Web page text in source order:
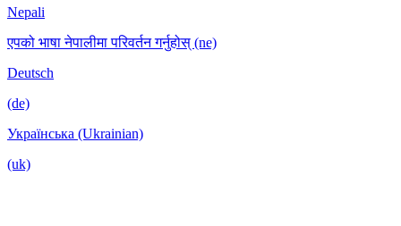
Nepali
एपको भाषा नेपालीमा परिवर्तन गर्नुहोस् (ne)
Deutsch
(de)
Українська (Ukrainian)
(uk)